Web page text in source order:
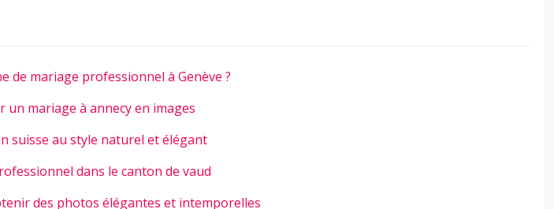
de mariage professionnel à Genève ?
un mariage à annecy en images
suisse au style naturel et élégant
dans le canton de vaud
des photos élégantes et intemporelles